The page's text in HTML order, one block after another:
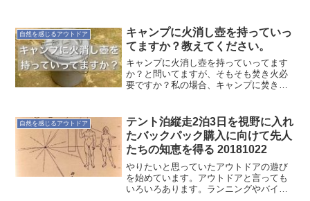
自然を感じるアウトドア
キャンプに火消し壺を持っていっ
てますか？教えてください。
キャンプに火消し壺を持っていってます
か？と問いてますが、そもそも焚き火必
要ですか？私の場合、キャンプに焚き火
ナーがひとつあれば問題ないからです。
とは言うものの、その時の...
自然を感じるアウトドア
テント泊縦走2泊3日を視野に入れ
たバックパック購入に向けて先人
たちの知恵を得る 20181022
やりたいと思っていたアウトドアの遊び
を始めています。アウトドアと言っても
いろいろあります。ランニングやバイク